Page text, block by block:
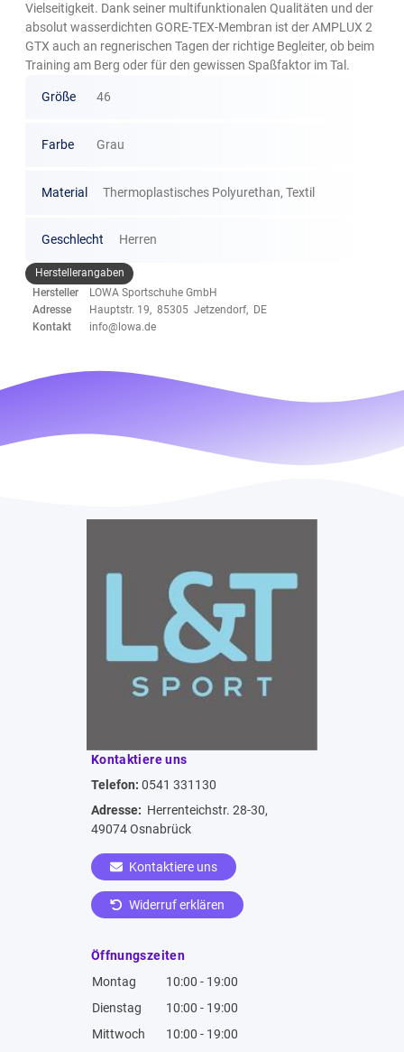
Vielseitigkeit. Dank seiner multifunktionalen Qualitäten und der
absolut wasserdichten GORE-TEX-Membran ist der AMPLUX 2
GTX auch an regnerischen Tagen der richtige Begleiter, ob beim
Training am Berg oder für den gewissen Spaßfaktor im Tal.
Größe 46
Farbe Grau
Material Thermoplastisches Polyurethan, Textil
Geschlecht Herren
Herstellerangaben
Hersteller
LOWA Sportschuhe GmbH
Adresse
Hauptstr. 19, 85305 Jetzendorf, DE
Kontakt
info@lowa.de
Kontaktiere uns
Telefon: 0541 331130
Adresse: Herrenteichstr. 28-30,
49074 Osnabrück
Kontaktiere uns
Widerruf erklären
Öffnungszeiten
Montag
10:00 - 19:00
Dienstag
10:00 - 19:00
Mittwoch
10:00 - 19:00